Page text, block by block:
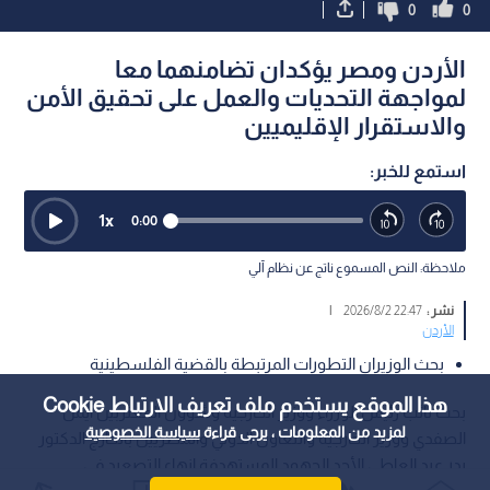
هذا الموقع يستخدم ملف تعريف الارتباط Cookie
لمزيد من المعلومات ، يرجى قراءةسياسة الخصوصية
0
0
الأردن ومصر يؤكدان تضامنهما معا
لمواجهة التحديات والعمل على تحقيق الأمن
والاستقرار الإقليميين
استمع للخبر:
0:00
1x
ملاحظة: النص المسموع ناتج عن نظام آلي
نشر :22:47 2026/8/2
|
الأردن
بحث الوزيران التطورات المرتبطة بالقضية الفلسطينية
بحث نائب رئيس الوزراء ووزير الخارجية وشؤون المغتربين أيمن
الصفدي ووزير الخارجية والتعاون الدولي والمصريين بالخارج الدكتور